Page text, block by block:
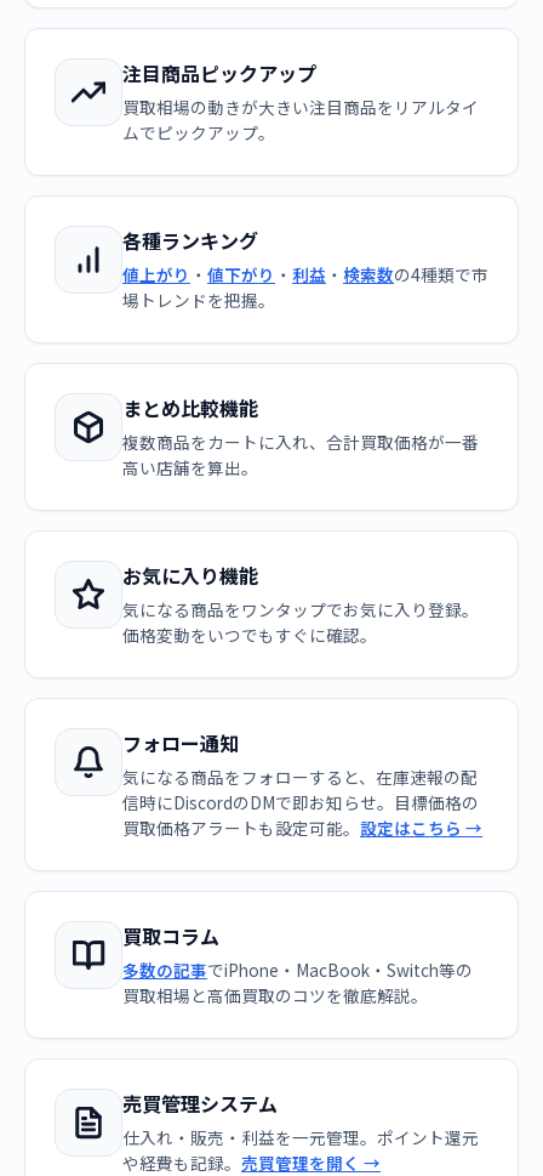
注目商品ピックアップ
買取相場の動きが大きい注目商品をリアルタイ
ムでピックアップ。
各種ランキング
値上がり ・ 値下がり ・ 利益 ・ 検索数の4種類で市
場トレンドを把握。
まとめ比較機能
複数商品をカートに入れ、合計買取価格が一番
高い店舗を算出。
お気に入り機能
気になる商品をワンタップでお気に入り登録。
価格変動をいつでもすぐに確認。
フォロー通知
気になる商品をフォローすると、在庫速報の配
信時にDiscordのDMで即お知らせ。目標価格の
買取価格アラートも設定可能。 設定はこちら →
買取コラム
多数の記事でiPhone・MacBook・Switch等の
買取相場と高価買取のコツを徹底解説。
売買管理システム
仕入れ・販売・利益を一元管理。ポイント還元
や経費も記録。 売買管理を開く →